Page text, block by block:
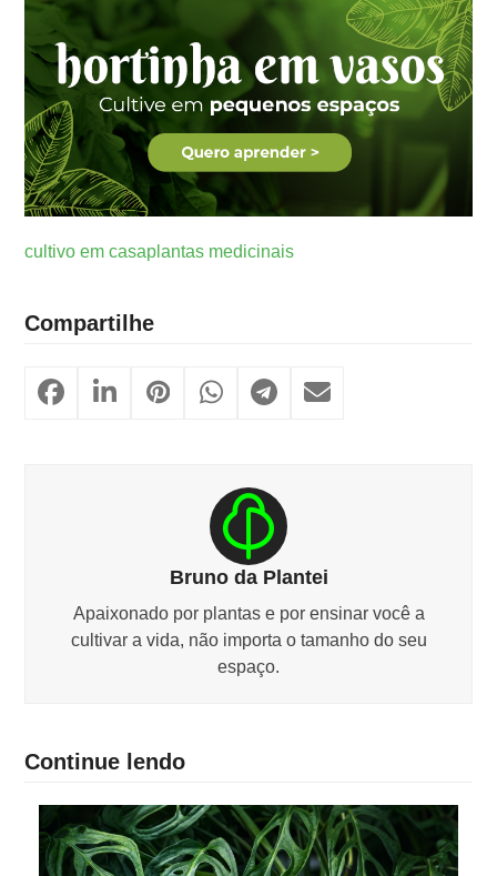
cultivo em casaplantas medicinais
Compartilhe
Bruno da Plantei
Apaixonado por plantas e por ensinar você a
cultivar a vida, não importa o tamanho do seu
espaço.
Continue lendo